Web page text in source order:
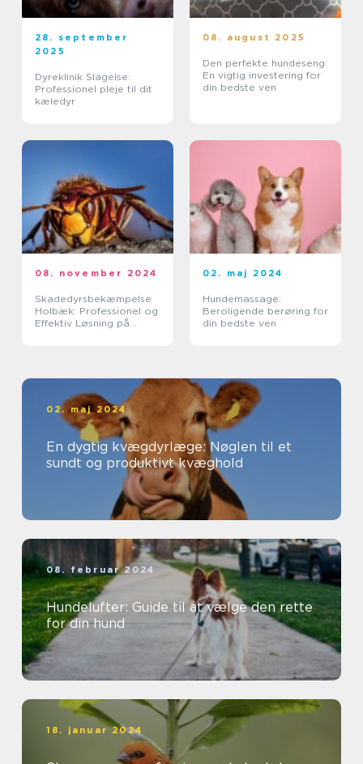
28. september
2025
Dyreklinik Slagelse:
Professionel pleje til dit
kæledyr
08. august 2025
Den perfekte hundeseng:
En vigtig investering for
din bedste ven
08. november 2024
Skadedyrsbekæmpelse
Holbæk: Professionel og
Effektiv Løsning på
02. maj 2024
Hundemassage:
Beroligende berøring for
din bedste ven
02. maj 2024
En dygtig kvægdyrlæge: Nøglen til et
sundt og produktivt kvæghold
08. februar 2024
Hundelufter: Guide til at vælge den rette
for din hund
18. januar 2024